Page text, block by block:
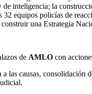
inteligencia; la
equipos policías de
una Estrategia
de AMLO con
las causas,